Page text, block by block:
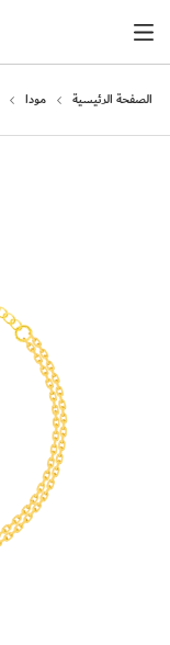
الصفحة الرئيسية مودا